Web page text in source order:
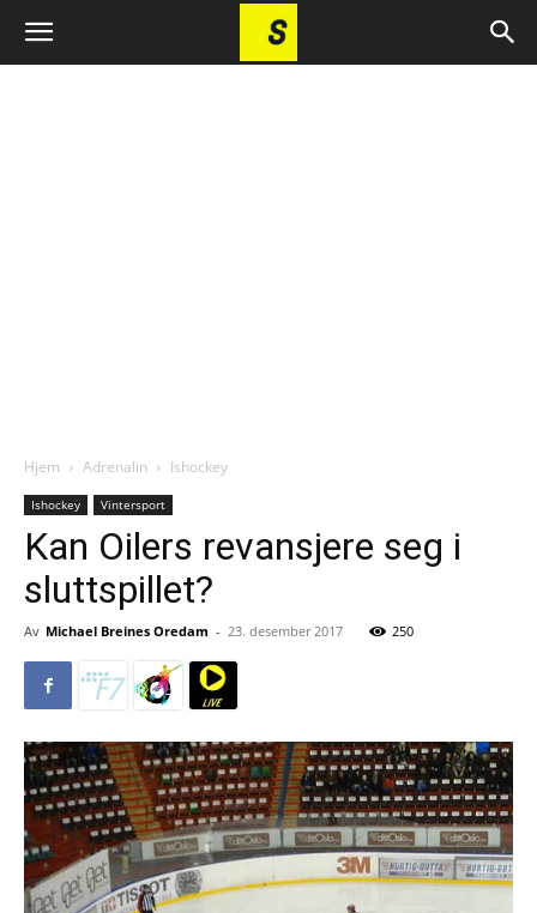
Hjem Adrenalin Ishockey
Ishockey Vintersport
Kan Oilers revansjere seg i
sluttspillet?
Av Michael Breines Oredam - 23. desember 2017 250